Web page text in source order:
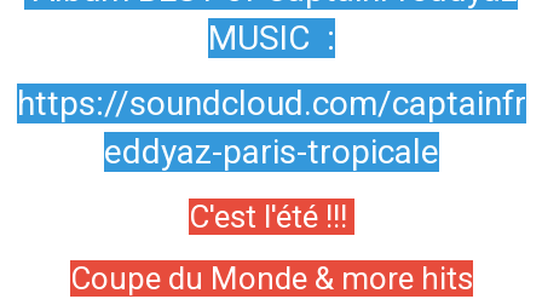
MUSIC :
https://soundcloud.com/captainfr
eddyaz-paris-tropicale
C'est l'été !!!
Coupe du Monde & more hits